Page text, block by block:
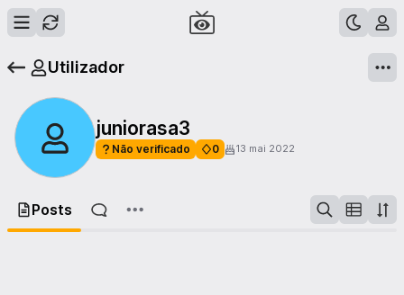
Utilizador
juniorasa3
Não verificado 0 13 mai 2022
Posts